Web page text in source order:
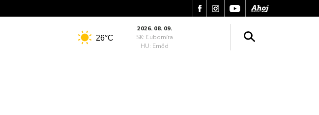
26°C
2026. 08. 09.
SK: Ľubomíra
HU: Emőd